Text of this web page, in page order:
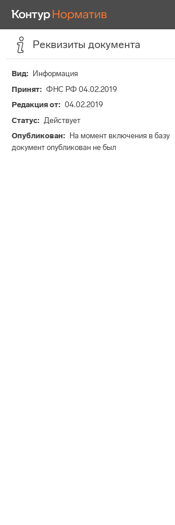
Реквизиты документа
Вид
Информация
Принят
ФНС РФ 04.02.2019
Редакция от
04.02.2019
Статус
Действует
Опубликован
На момент включения в базу
документ опубликован не был